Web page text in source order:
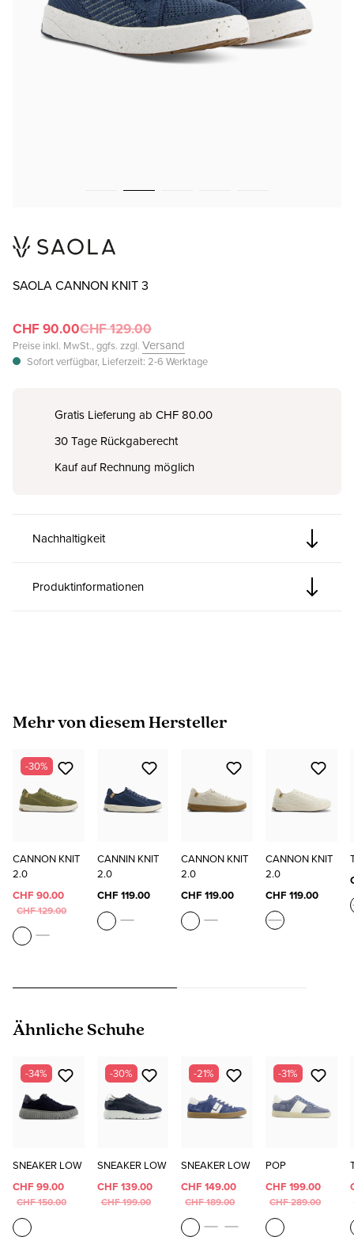
SAOLA CANNON KNIT 3
CHF 90.00CHF 129.00
Preise inkl. MwSt., ggfs. zzgl. Versand
Sofort verfügbar, Lieferzeit: 2-6 Werktage
Gratis Lieferung ab CHF 80.00
30 Tage Rückgaberecht
Kauf auf Rechnung möglich
Nachhaltigkeit
Produktinformationen
Produktgalerie überspringen
Mehr von diesem Hersteller
-30%
CANNON KNIT
2.0
CHF 90.00
CHF 129.00
CANNIN KNIT
2.0
CHF 119.00
CANNON KNIT
2.0
CHF 119.00
CANNON KNIT
2.0
CHF 119.00
Produktgalerie überspringen
Ähnliche Schuhe
-34%
SNEAKER LOW
CHF 99.00
CHF 150.00
-30%
SNEAKER LOW
CHF 139.00
CHF 199.00
-21%
SNEAKER LOW
CHF 149.00
CHF 189.00
-31%
POP
CHF 199.00
CHF 289.00